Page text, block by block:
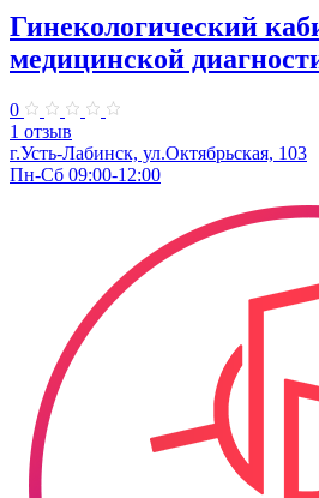
Гинекологический
медицинской
0
1 отзыв
г.Усть-Лабинск, ул.Октябрьская, 103​
Пн-Сб 09:00-12:00